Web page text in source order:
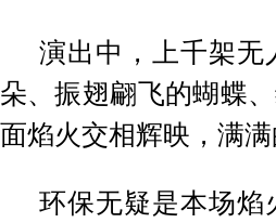
演出中，上千架无
朵、振翅翩飞的蝴蝶
面焰火交相辉映，满
环保无疑是本场焰